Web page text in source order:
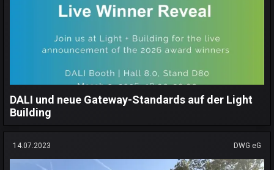
DALI und neue Gateway-Standards auf der Light
Building
14.07.2023 DWG eG